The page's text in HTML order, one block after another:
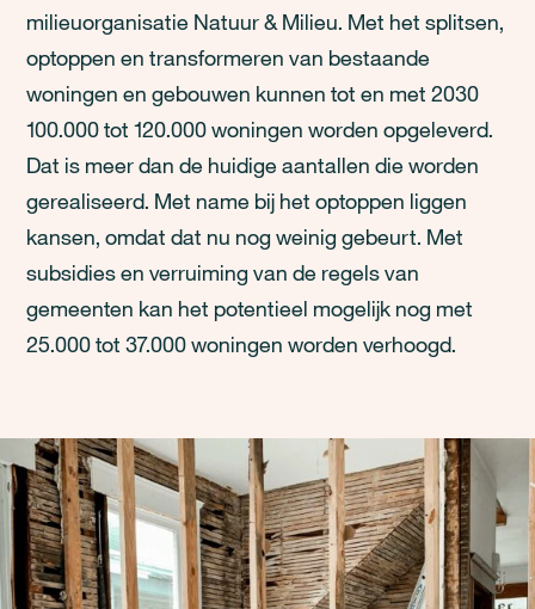
milieuorganisatie Natuur & Milieu. Met het splitsen,
optoppen en transformeren van bestaande
woningen en gebouwen kunnen tot en met 2030
100.000 tot 120.000 woningen worden opgeleverd.
Dat is meer dan de huidige aantallen die worden
gerealiseerd. Met name bij het optoppen liggen
kansen, omdat dat nu nog weinig gebeurt. Met
subsidies en verruiming van de regels van
gemeenten kan het potentieel mogelijk nog met
25.000 tot 37.000 woningen worden verhoogd.